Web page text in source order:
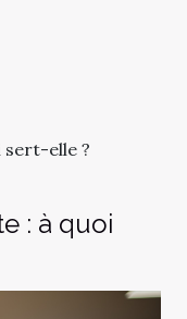
sert-elle ?
: à quoi